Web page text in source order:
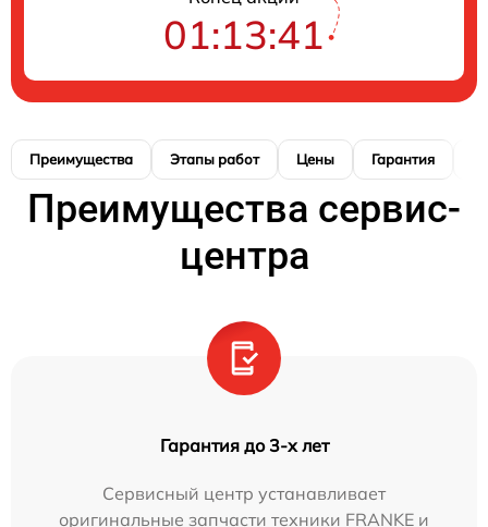
01:13:40
Преимущества Этапы работ Цены Гарантия
Преимущества сервис-
центра
Гарантия до 3-х лет
Сервисный центр устанавливает
оригинальные запчасти техники FRANKE и